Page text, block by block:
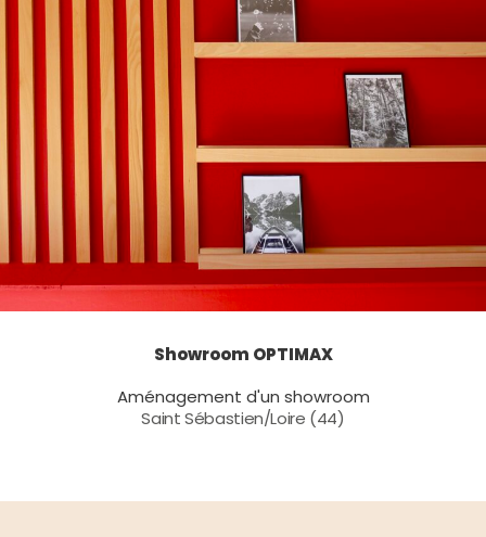
Showroom OPTIMAX
Saint Sébastien/Loire (44)
Aménagement d'un showroom